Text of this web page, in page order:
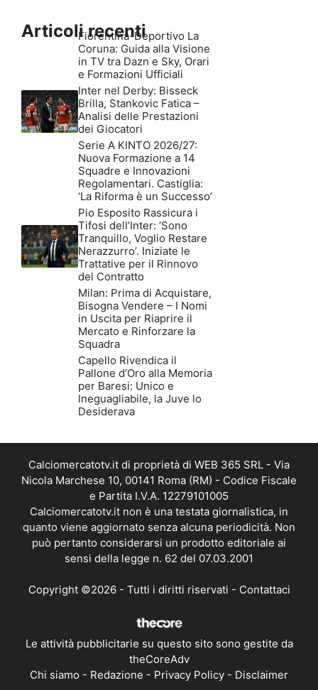
Articoli recenti
Fiorentina-Deportivo La
Coruna: Guida alla Visione
in TV tra Dazn e Sky, Orari
e Formazioni Ufficiali
Inter nel Derby: Bisseck
Brilla, Stankovic Fatica –
Analisi delle Prestazioni
dei Giocatori
Serie A KINTO 2026/27:
Nuova Formazione a 14
Squadre e Innovazioni
Regolamentari. Castiglia:
‘La Riforma è un Successo’
Pio Esposito Rassicura i
Tifosi dell’Inter: ‘Sono
Tranquillo, Voglio Restare
Nerazzurro’. Iniziate le
Trattative per il Rinnovo
del Contratto
Milan: Prima di Acquistare,
Bisogna Vendere – I Nomi
in Uscita per Riaprire il
Mercato e Rinforzare la
Squadra
Capello Rivendica il
Pallone d’Oro alla Memoria
per Baresi: Unico e
Ineguagliabile, la Juve lo
Desiderava
Calciomercatotv.it di proprietà di WEB 365 SRL - Via
Nicola Marchese 10, 00141 Roma (RM) - Codice Fiscale
e Partita I.V.A. 12279101005
Calciomercatotv.it non è una testata giornalistica, in
quanto viene aggiornato senza alcuna periodicità. Non
può pertanto considerarsi un prodotto editoriale ai
sensi della legge n. 62 del 07.03.2001
Copyright ©2026 - Tutti i diritti riservati - Contattaci
Le attività pubblicitarie su questo sito sono gestite da
theCoreAdv
Chi siamo - Redazione - Privacy Policy - Disclaimer